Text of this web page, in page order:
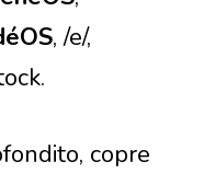
, /e/,
copre